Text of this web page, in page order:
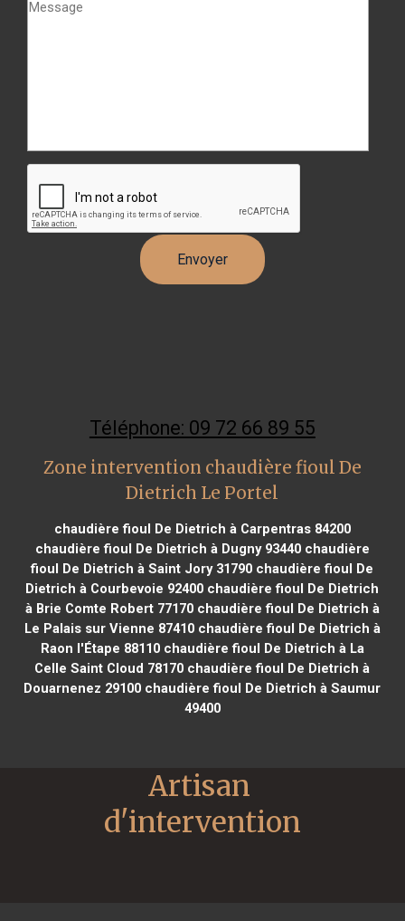
Téléphone: 09 72 66 89 55
Zone intervention chaudière fioul De
Dietrich Le Portel
chaudière fioul De Dietrich à Carpentras 84200
chaudière fioul De Dietrich à Dugny 93440chaudière
fioul De Dietrich à Saint Jory 31790 chaudière fioul De
Dietrich à Courbevoie 92400 chaudière fioul De Dietrich
à Brie Comte Robert 77170chaudière fioul De Dietrich à
Le Palais sur Vienne 87410chaudière fioul De Dietrich à
Raon l'Étape 88110chaudière fioul De Dietrich à La
Celle Saint Cloud 78170 chaudière fioul De Dietrich à
Douarnenez 29100 chaudière fioul De Dietrich à Saumur
49400
Artisan
d'intervention